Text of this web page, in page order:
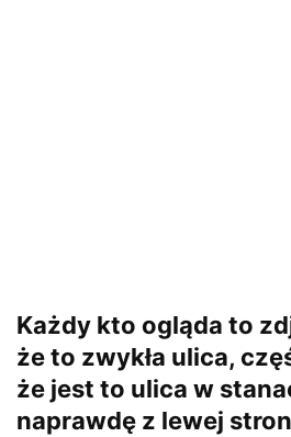
Każdy kto ogląda to
że to zwykła ulica,
że jest to ulica w
naprawdę z lewej